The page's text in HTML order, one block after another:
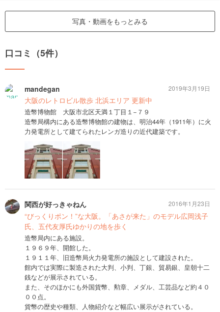
写真・動画をもっとみる
口コミ（5件）
mandegan
大阪のレトロビル散歩 北浜エリア 更新中
造幣博物館 大阪市北区天満１丁目１−７９
造幣局構内にある造幣博物館の建物は、明治44年（1911年）に火
力発電所として建てられたレンガ造りの近代建築です。
2019年3月19日
関西が好っきゃねん
“びっくりポン！”な大阪。「あさが来た」のモデル広岡浅子
氏、五代友厚氏ゆかりの地を歩く
造幣局内にある施設。
１９６９年、開館した。
１９１１年、旧造幣局火力発電所の施設として建設された。
館内では実際に製造された大判、小判、丁銀、貿易銀、皇朝十二
銭などが展示されている。
また、そのほかにも外国貨幣、勲章、メダル、工芸品など約４０
００点。
貨幣の歴史や種類、人物紹介など幅広い展示がされている。
2016年1月23日